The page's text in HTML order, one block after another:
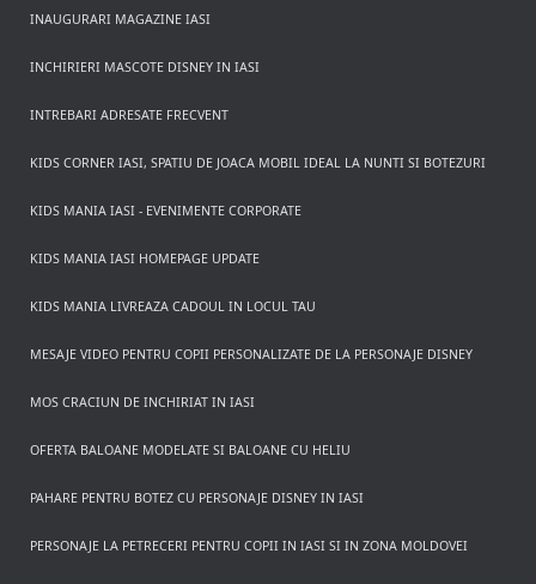
INAUGURARI MAGAZINE IASI
INCHIRIERI MASCOTE DISNEY IN IASI
INTREBARI ADRESATE FRECVENT
KIDS CORNER IASI, SPATIU DE JOACA MOBIL IDEAL LA NUNTI SI BOTEZURI
KIDS MANIA IASI - EVENIMENTE CORPORATE
KIDS MANIA IASI HOMEPAGE UPDATE
KIDS MANIA LIVREAZA CADOUL IN LOCUL TAU
MESAJE VIDEO PENTRU COPII PERSONALIZATE DE LA PERSONAJE DISNEY
MOS CRACIUN DE INCHIRIAT IN IASI
OFERTA BALOANE MODELATE SI BALOANE CU HELIU
PAHARE PENTRU BOTEZ CU PERSONAJE DISNEY IN IASI
PERSONAJE LA PETRECERI PENTRU COPII IN IASI SI IN ZONA MOLDOVEI